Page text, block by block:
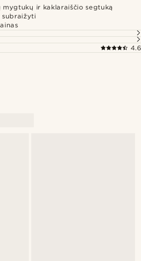
ir kaklaraiščio segtuką
subraižyti
4.6